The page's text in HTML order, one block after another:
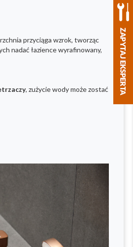
przyciąga wzrok, tworząc
nadać łazience wyrafinowany,
, zużycie wody może zostać